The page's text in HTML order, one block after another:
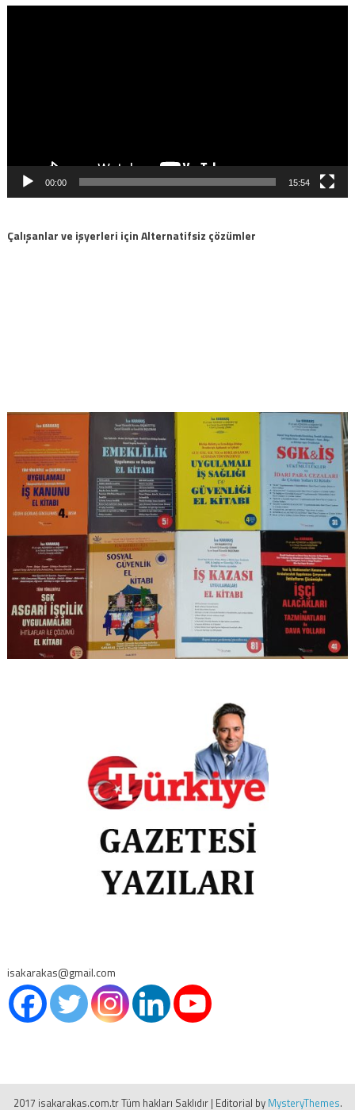
00:00 15:54
Çalışanlar ve işyerleri için Alternatifsiz çözümler
isakarakas@gmail.com
2017 isakarakas.com.tr Tüm hakları Saklıdır | Editorial by MysteryThemes.